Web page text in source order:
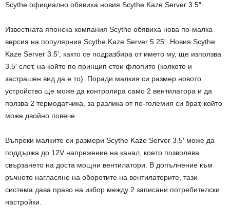
Scythe официално обявиха новия Scythe Kaze Server 3.5″.
Известната японска компания Scythe обявиха нова по-малка
версия на популярния Scythe Kaze Server 5.25′. Новия Scythe
Kaze Server 3.5′, както се подразбира от името му, ще използва
3.5′ слот, на който по принцип стои флопито (колкото и
застрашен вид да е то). Поради малкия си размер новото
устройство ще може да контролира само 2 вентилатора и да
ползва 2 термодатчика, за разлика от по-големия си брат, който
може двойно повече.
Въпреки малките си размери Scythe Kaze Server 3.5′ може да
поддържа до 12V напрежение на канал, което позволява
свързането на доста мощни вентилатори. В допълнение към
ръчното нагласяне на оборотите на вентилаторите, тази
система дава право на избор между 2 записани потребителски
настройки.